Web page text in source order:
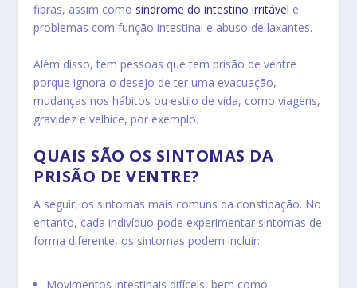
fibras, assim como síndrome do intestino irritável e
problemas com função intestinal e abuso de laxantes.
Além disso, tem pessoas que tem prisão de ventre
porque ignora o desejo de ter uma evacuação,
mudanças nos hábitos ou estilo de vida, como viagens,
gravidez e velhice, por exemplo.
QUAIS SÃO OS SINTOMAS DA
PRISÃO DE VENTRE?
A seguir, os sintomas mais comuns da constipação. No
entanto, cada indivíduo pode experimentar sintomas de
forma diferente, os sintomas podem incluir:
Movimentos intestinais difíceis, bem como